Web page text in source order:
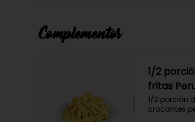
Complementos
1/2
fritas
1/2 porción
crocantes